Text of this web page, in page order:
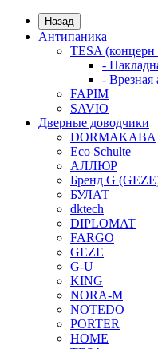
Назад
Антипаника
TESA
-
- Врезная
FAPIM
SAVIO
Дверные доводчики
DORMAKABA
Eco Schulte
АЛЛЮР
Бренд G
БУЛАТ
dktech
DIPLOMAT
FARGO
GEZE
G-U
KING
NORA-M
NOTEDO
PORTER
HOME